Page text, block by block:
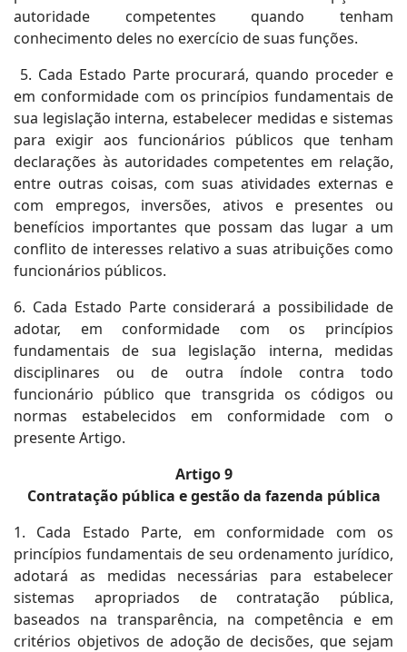
autoridade competentes quando tenham
conhecimento deles no exercício de suas funções.
5. Cada Estado Parte procurará, quando proceder e
em conformidade com os princípios fundamentais de
sua legislação interna, estabelecer medidas e sistemas
para exigir aos funcionários públicos que tenham
declarações às autoridades competentes em relação,
entre outras coisas, com suas atividades externas e
com empregos, inversões, ativos e presentes ou
benefícios importantes que possam das lugar a um
conflito de interesses relativo a suas atribuições como
funcionários públicos.
6. Cada Estado Parte considerará a possibilidade de
adotar, em conformidade com os princípios
fundamentais de sua legislação interna, medidas
disciplinares ou de outra índole contra todo
funcionário público que transgrida os códigos ou
normas estabelecidos em conformidade com o
presente Artigo.
Artigo 9
Contratação pública e gestão da fazenda pública
1. Cada Estado Parte, em conformidade com os
princípios fundamentais de seu ordenamento jurídico,
adotará as medidas necessárias para estabelecer
sistemas apropriados de contratação pública,
baseados na transparência, na competência e em
critérios objetivos de adoção de decisões, que sejam